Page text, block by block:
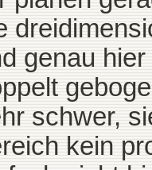
genau
schwer,
kein